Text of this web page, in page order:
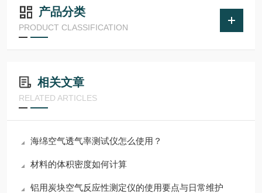
产品分类
PRODUCT CLASSIFICATION
相关文章
RELATED ARTICLES
海绵空气透气率测试仪怎么使用？
材料的体积密度如何计算
铝用炭块空气反应性测定仪的使用要点与日常维护